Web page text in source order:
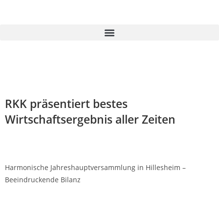
RKK präsentiert bestes
Wirtschaftsergebnis aller Zeiten
Harmonische Jahreshauptversammlung in Hillesheim –
Beeindruckende Bilanz